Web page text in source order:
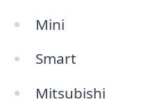
Mini
Smart
Mitsubishi